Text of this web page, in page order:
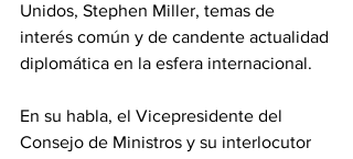
Unidos, Stephen Miller, temas de
interés común y de candente actualidad
diplomática en la esfera internacional.
En su habla, el Vicepresidente del
Consejo de Ministros y su interlocutor